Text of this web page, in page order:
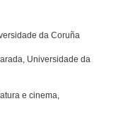
da Coruña
Universidade da
e cinema,